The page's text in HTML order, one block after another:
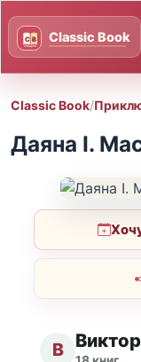
Classic Book/
Даяна I.
В